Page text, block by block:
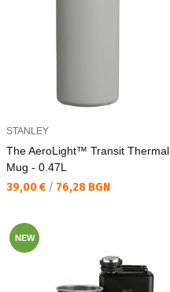
STANLEY
The AeroLight™ Transit Thermal
Mug - 0.47L
Текуща цена:
39,00 € / 76,28 BGN
NEW